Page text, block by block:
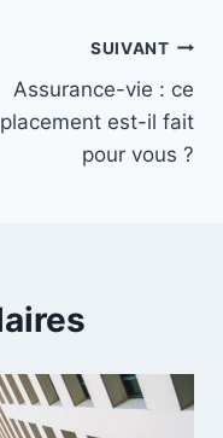
SUIVANT
Assurance-vie : ce
placement est-il fait
pour vous ?